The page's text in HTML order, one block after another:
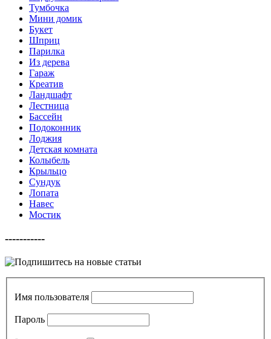
Тумбочка
Мини домик
Букет
Шприц
Парилка
Из дерева
Гараж
Креатив
Ландшафт
Лестница
Бассейн
Подоконник
Лоджия
Детская комната
Колыбель
Крыльцо
Сундук
Лопата
Навес
Мостик
-----------
Имя пользователя
Пароль